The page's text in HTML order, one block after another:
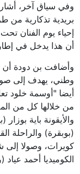
وفي سياق آخر،
بريدية تذكارية من
إحياء يوم الفنان
أن هذا يدخل في إطار
وأضافت بن دودة أن
وطني، يهدف إلى
أيضا "أوسمة خلود
من خلالها كل من
والأيقونة باية
(بوبقرة) والراحلة
كويرات، وصولا إلى
الكوميديا أحمد